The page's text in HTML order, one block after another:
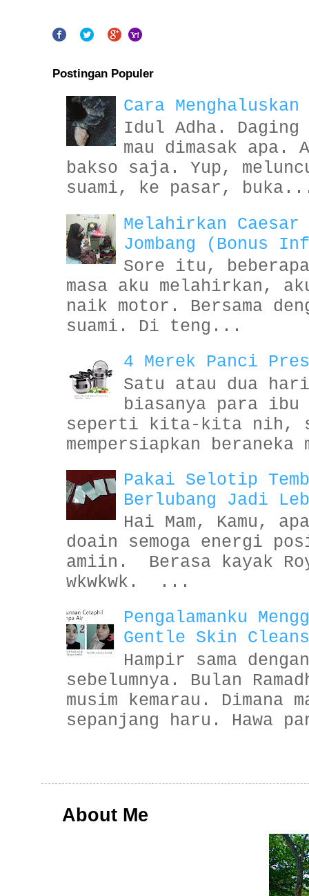
Postingan Populer
Cara
Idul Adha. Daging
mau dimasak
bakso saja. Yup,
suami, ke pasar,
Melahirkan
Jombang (Bonus
Sore itu,
masa aku melahirkan,
naik motor. Bersama
suami. Di teng...
4 Merek Panci
Satu atau dua
biasanya para ibu
seperti kita-kita nih,
mempersiapkan
Pakai Selotip
Berlubang Jadi
Hai Mam, Kamu,
doain semoga energi
amiin. Berasa kayak
wkwkwk. ...
Pengalamanku
Gentle Skin
Hampir sama
sebelumnya. Bulan
musim kemarau. Dimana
sepanjang haru. Hawa
About Me